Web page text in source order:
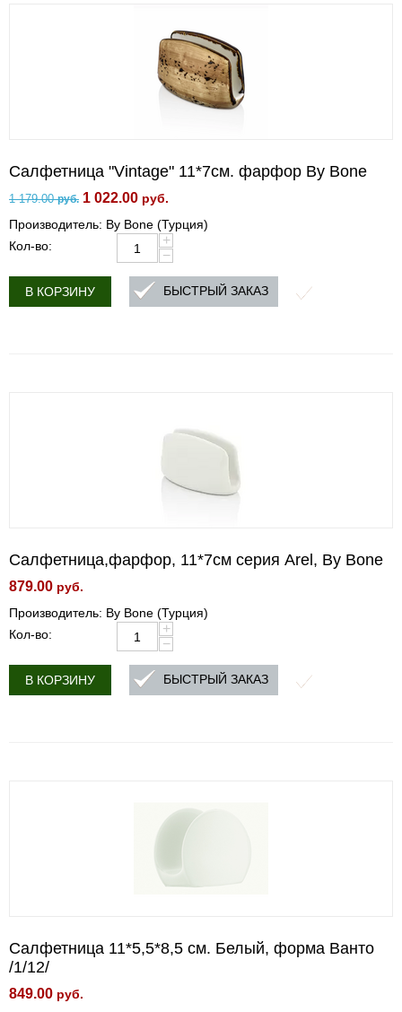
Салфетница "Vintage" 11*7см. фарфор By Bone
1 179.00 руб. 1 022.00 руб.
Производитель: By Bone (Турция)
Кол-во:
+
−
В КОРЗИНУ БЫСТРЫЙ ЗАКАЗ
Салфетница,фарфор, 11*7см серия Arel, By Bone
879.00 руб.
Производитель: By Bone (Турция)
Кол-во:
+
−
В КОРЗИНУ БЫСТРЫЙ ЗАКАЗ
Салфетница 11*5,5*8,5 см. Белый, форма Ванто
/1/12/
849.00 руб.